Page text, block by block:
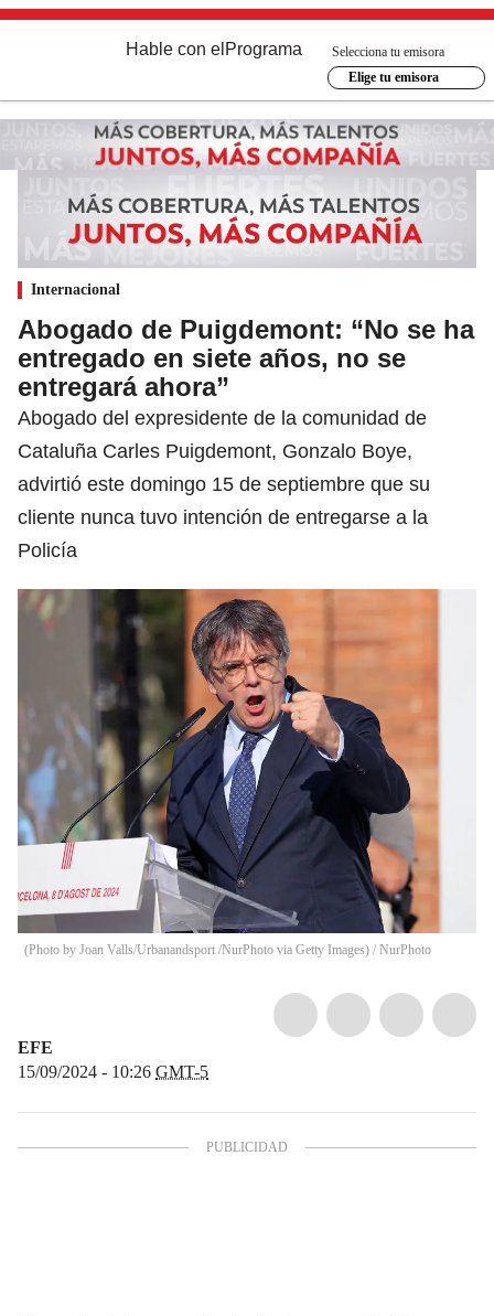
Hable con el Programa
Selecciona tu emisora
Elige tu emisora
Internacional
Abogado de Puigdemont: “No se ha
entregado en siete años, no se
entregará ahora”
Abogado del expresidente de la comunidad de
Cataluña Carles Puigdemont, Gonzalo Boye,
advirtió este domingo 15 de septiembre que su
cliente nunca tuvo intención de entregarse a la
Policía
(Photo by Joan Valls/Urbanandsport /NurPhoto via Getty Images) / NurPhoto
EFE
15/09/2024 - 10:26 GMT-5